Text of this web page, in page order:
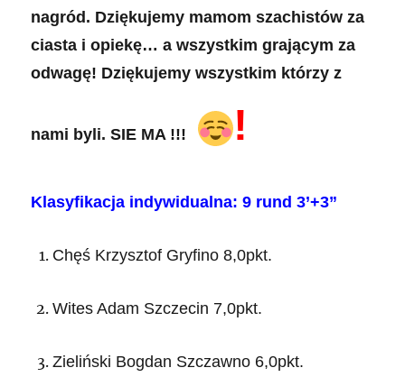
nagród. Dziękujemy mamom szachistów za
ciasta i opiekę… a wszystkim grającym za
odwagę! Dziękujemy wszystkim którzy z
nami byli. SIE MA !!! !
Klasyfikacja indywidualna:9 rund 3’+3”
Chęś Krzysztof Gryfino 8,0pkt.
Wites Adam Szczecin 7,0pkt.
Zieliński Bogdan Szczawno 6,0pkt.